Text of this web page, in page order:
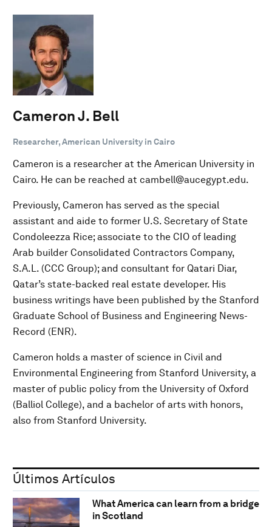
Cameron J. Bell
Researcher, American University in Cairo
Cameron is a researcher at the American University in
Cairo. He can be reached at cambell@aucegypt.edu.
Previously, Cameron has served as the special
assistant and aide to former U.S. Secretary of State
Condoleezza Rice; associate to the CIO of leading
Arab builder Consolidated Contractors Company,
S.A.L. (CCC Group); and consultant for Qatari Diar,
Qatar’s state-backed real estate developer. His
business writings have been published by the Stanford
Graduate School of Business and Engineering News-
Record (ENR).
Cameron holds a master of science in Civil and
Environmental Engineering from Stanford University, a
master of public policy from the University of Oxford
(Balliol College), and a bachelor of arts with honors,
also from Stanford University.
Últimos Artículos
What America can learn from a bridge
in Scotland